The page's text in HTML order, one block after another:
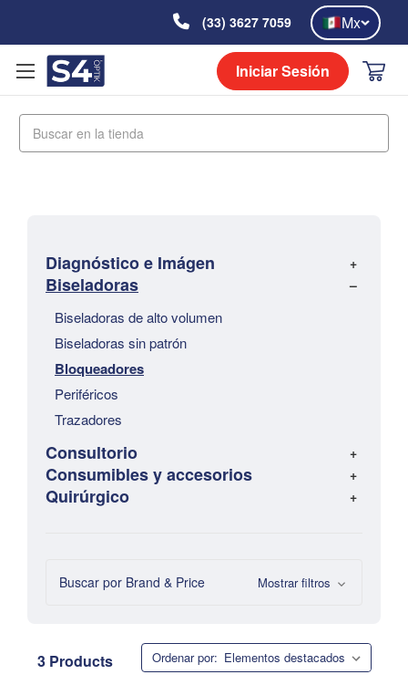
(33) 3627 7059 Mx
Iniciar Sesión
Diagnóstico e Imágen
Biseladoras
Biseladoras de alto volumen
Biseladoras sin patrón
Bloqueadores
Periféricos
Trazadores
Consultorio
Consumibles y accesorios
Quirúrgico
Buscar por Brand & Price Mostrar filtros
3 Products Ordenar por: